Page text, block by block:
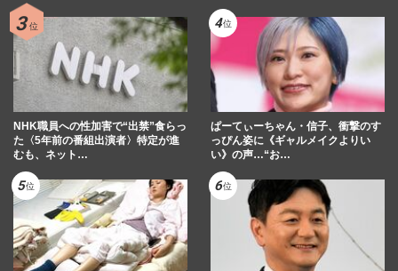
NHK職員への性加害で“出禁”食らっ
た〈5年前の番組出演者〉特定が進
むも、ネット…
ぱーてぃーちゃん・信子、衝撃のす
っぴん姿に《ギャルメイクよりい
い》の声…“お…